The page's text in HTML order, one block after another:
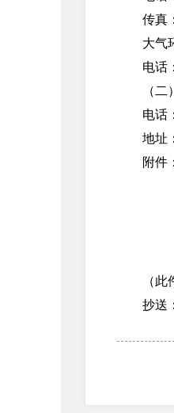
传真：
大气环
电话：
（二）
电话：
地址：
附件：
（此件
抄送：